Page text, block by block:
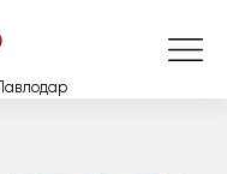
Павлодар